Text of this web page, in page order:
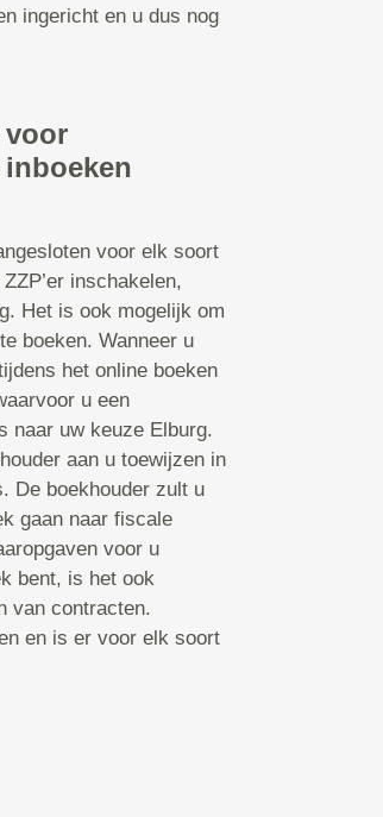
ingericht en u dus nog
voor
voor elk soort
inschakelen,
Het is ook mogelijk om
boeken. Wanneer u
het online boeken
u een
naar uw keuze Elburg.
aan u toewijzen in
De boekhouder zult u
gaan naar fiscale
voor u
bent, is het ook
van contracten.
en is er voor elk soort